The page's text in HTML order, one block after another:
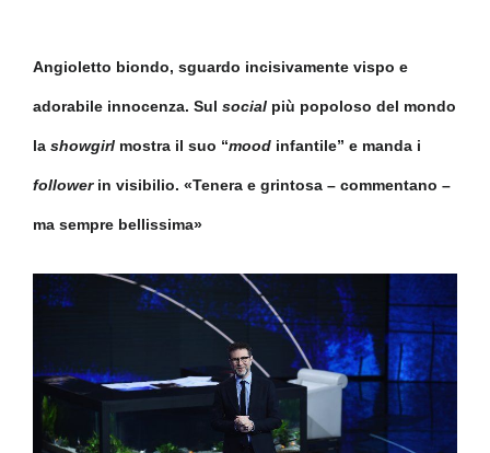
Angioletto biondo, sguardo incisivamente vispo e
adorabile innocenza. Sul social più popoloso del mondo
la showgirl mostra il suo “mood infantile” e manda i
followerin visibilio. «Tenera e grintosa – commentano –
ma sempre bellissima»